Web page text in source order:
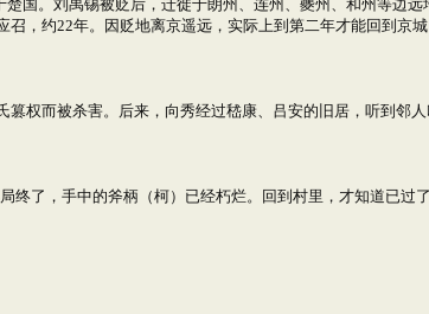
国。刘禹锡被贬后，迁徙于朗州、连州、夔州、和州等边
，约22年。因贬地离京遥远，实际上到第二年才能回到京
权而被杀害。后来，向秀经过嵇康、吕安的旧居，听到邻
了，手中的斧柄（柯）已经朽烂。回到村里，才知道已